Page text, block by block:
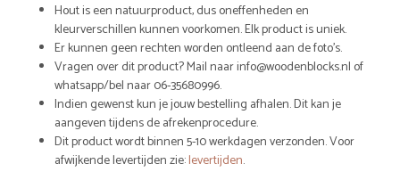
Hout is een natuurproduct, dus oneffenheden en
kleurverschillen kunnen voorkomen. Elk product is uniek.
Er kunnen geen rechten worden ontleend aan de foto’s.
Vragen over dit product? Mail naar info@woodenblocks.nl of
whatsapp/bel naar 06-35680996.
Indien gewenst kun je jouw bestelling afhalen. Dit kan je
aangeven tijdens de afrekenprocedure.
Dit product wordt binnen 5-10 werkdagen verzonden. Voor
afwijkende levertijden zie:levertijden.